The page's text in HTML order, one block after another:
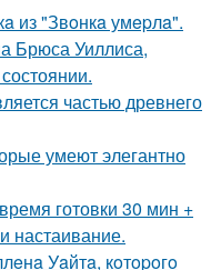
из "Звoнкa умepлa".
Брюса Уиллиса,
частью древнего
умеют элегантно
готовки 30 мин +
настаивание.
Уaйтa, кoтopoгo